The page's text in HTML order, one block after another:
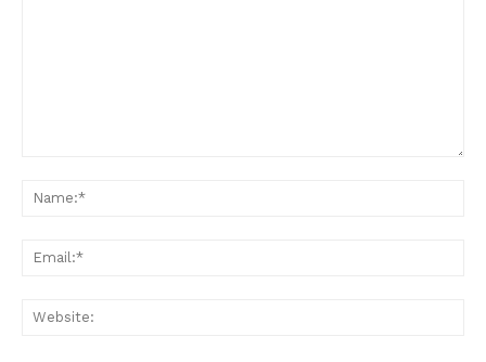
Contact us
My account